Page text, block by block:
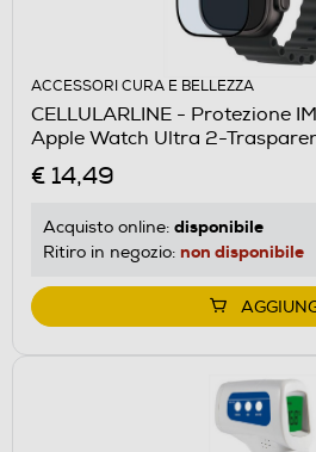
ACCESSORI CURA E BELLEZZA
CELLULARLINE - Protezione
Apple Watch Ultra 2-
€ 14,49
Acquisto online: disponibile
Ritiro in negozio: non disponibile